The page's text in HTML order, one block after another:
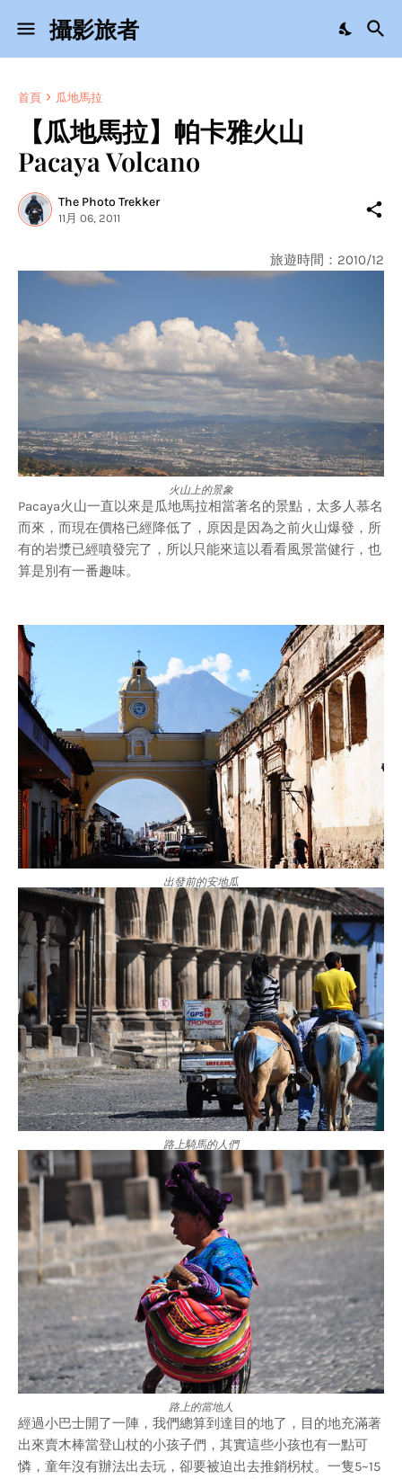
攝影旅者
首頁 瓜地馬拉
【瓜地馬拉】帕卡雅火山
Pacaya Volcano
The Photo Trekker
11月 06, 2011
旅遊時間：2010/12
火山上的景象
Pacaya火山一直以來是瓜地馬拉相當著名的景點，太多人慕名
而來，而現在價格已經降低了，原因是因為之前火山爆發，所
有的岩漿已經噴發完了，所以只能來這以看看風景當健行，也
算是別有一番趣味。
出發前的安地瓜
路上騎馬的人們
路上的當地人
經過小巴士開了一陣，我們總算到達目的地了，目的地充滿著
出來賣木棒當登山杖的小孩子們，其實這些小孩也有一點可
憐，童年沒有辦法出去玩，卻要被迫出去推銷柺杖。一隻5~15